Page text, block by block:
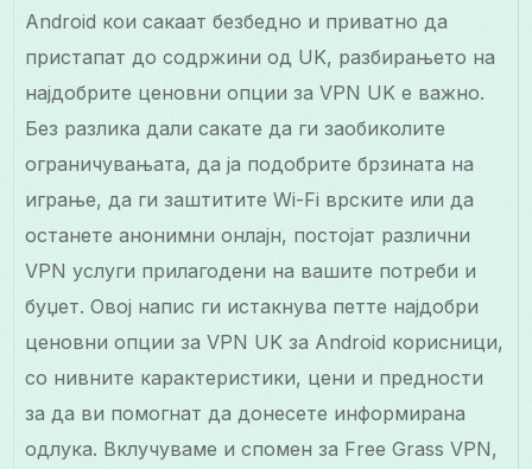
Android кои сакаат безбедно и приватно да
пристапат до содржини од UK, разбирањето на
најдобрите ценовни опции за VPN UK е важно.
Без разлика дали сакате да ги заобиколите
ограничувањата, да ја подобрите брзината на
играње, да ги заштитите Wi-Fi врските или да
останете анонимни онлајн, постојат различни
VPN услуги прилагодени на вашите потреби и
буџет. Овој напис ги истакнува петте најдобри
ценовни опции за VPN UK за Android корисници,
со нивните карактеристики, цени и предности
за да ви помогнат да донесете информирана
одлука. Вклучуваме и спомен за Free Grass VPN,